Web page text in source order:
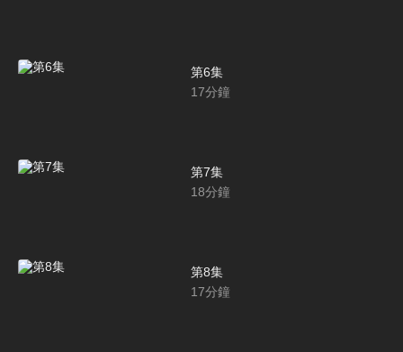
第6集
17分鐘
第7集
18分鐘
第8集
17分鐘